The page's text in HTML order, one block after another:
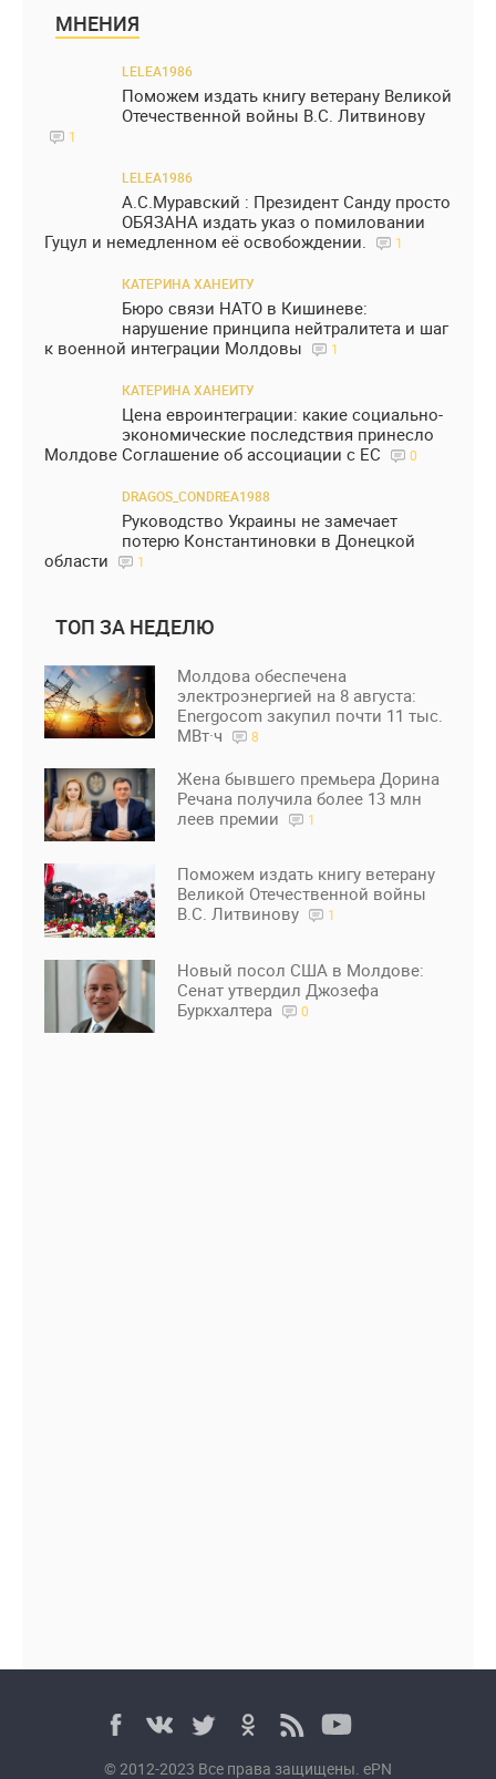
МНЕНИЯ
LELEA1986
Поможем издать книгу ветерану Великой
Отечественной войны В.С. Литвинову
1
LELEA1986
А.С.Муравский : Президент Санду просто
ОБЯЗАНА издать указ о помиловании
Гуцул и немедленном её освобождении.
1
КАТЕРИНА ХАНЕИТУ
Бюро связи НАТО в Кишиневе:
нарушение принципа нейтралитета и шаг
к военной интеграции Молдовы
1
КАТЕРИНА ХАНЕИТУ
Цена евроинтеграции: какие социально-
экономические последствия принесло
Молдове Соглашение об ассоциации с ЕС
0
DRAGOS_CONDREA1988
Руководство Украины не замечает
потерю Константиновки в Донецкой
области
1
ТОП ЗА НЕДЕЛЮ
Молдова обеспечена
электроэнергией на 8 августа:
Energocom закупил почти 11 тыс.
МВт·ч
8
Жена бывшего премьера Дорина
Речана получила более 13 млн
леев премии
1
Поможем издать книгу ветерану
Великой Отечественной войны
В.С. Литвинову
1
Новый посол США в Молдове:
Сенат утвердил Джозефа
Буркхалтера
0
© 2012-2023 Все права защищены. ePN